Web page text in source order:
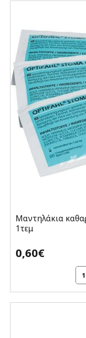
Μαντηλάκια
1τεμ
0,60€